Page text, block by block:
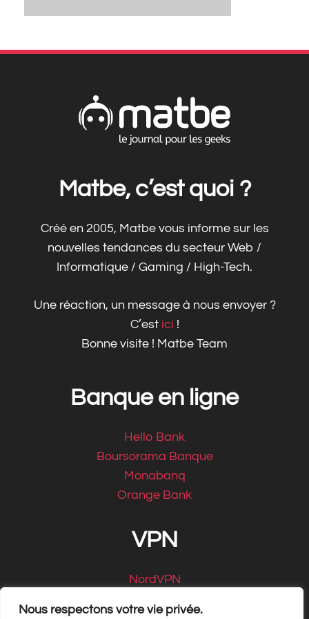
Nous respectons votre vie privée.
Matbe, c’est quoi ?
Créé en 2005, Matbe vous informe sur les
nouvelles tendances du secteur Web /
Informatique / Gaming / High-Tech.
Une réaction, un message à nous envoyer ?
C’est ici !
Bonne visite ! Matbe Team
Banque en ligne
Hello Bank
Boursorama Banque
Monabanq
Orange Bank
VPN
NordVPN